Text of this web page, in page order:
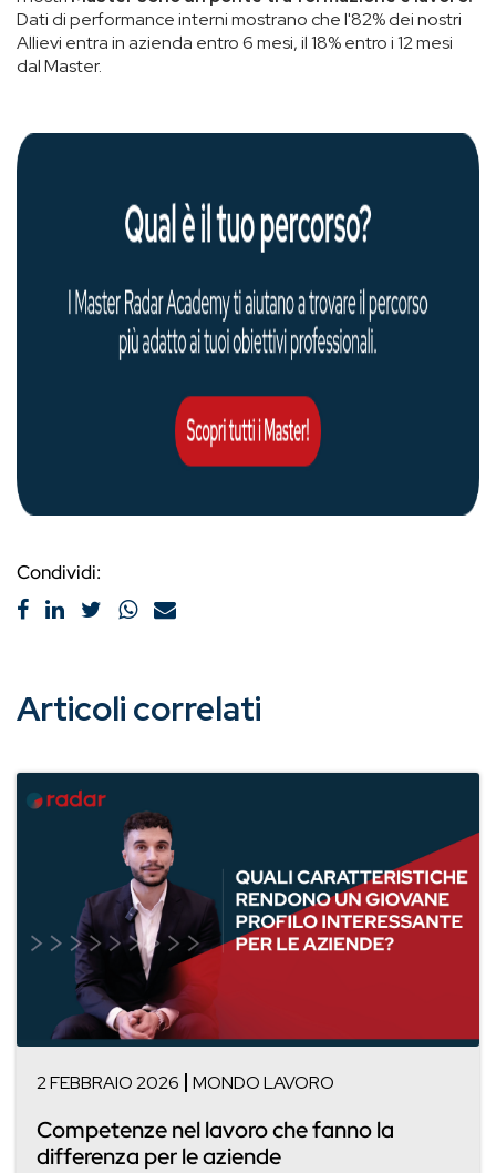
Dati di performance interni mostrano che l'82% dei nostri
Allievi entra in azienda entro 6 mesi, il 18% entro i 12 mesi
dal Master.
Condividi:
Articoli correlati
2 FEBBRAIO 2026 MONDO LAVORO
Competenze nel lavoro che fanno la
differenza per le aziende